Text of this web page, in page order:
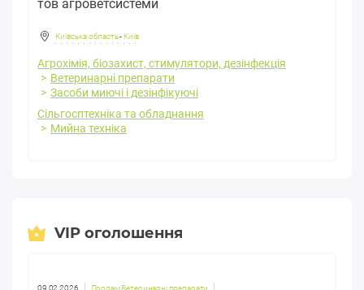
тов агроветсистеми
Київська область- Київ
Агрохімія, біозахист, стимулятори, дезінфекція
Ветеринарні препарати
Засоби миючі і дезінфікуючі
Сільгосптехніка та обладнання
Мийна техніка
VIP оголошення
09.02.2026 Продам Ветеринарні препарати